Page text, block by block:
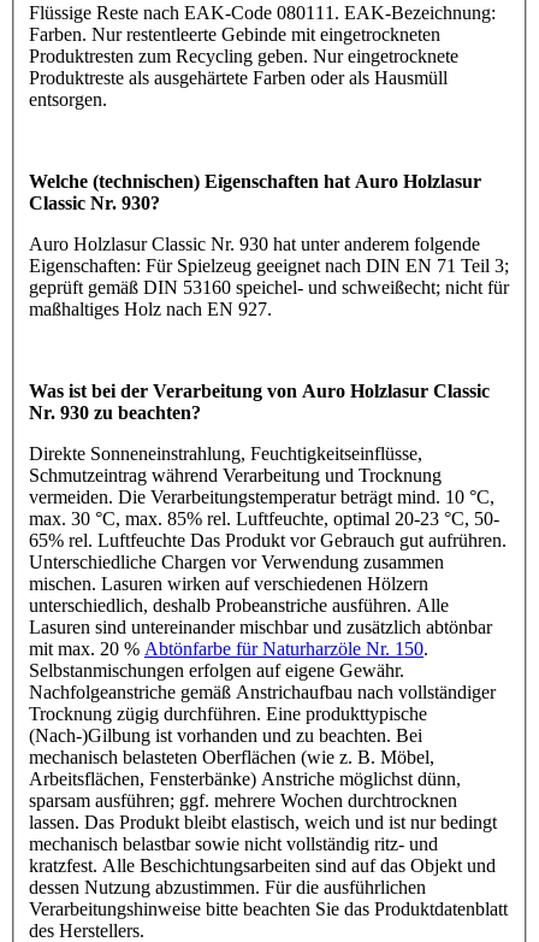
Flüssige Reste nach EAK-Code 080111. EAK-Bezeichnung:
Farben. Nur restentleerte Gebinde mit eingetrockneten
Produktresten zum Recycling geben. Nur eingetrocknete
Produktreste als ausgehärtete Farben oder als Hausmüll
entsorgen.
Welche (technischen) Eigenschaften hat Auro Holzlasur
Classic Nr. 930?
Auro Holzlasur Classic Nr. 930 hat unter anderem folgende
Eigenschaften: Für Spielzeug geeignet nach DIN EN 71 Teil 3;
geprüft gemäß DIN 53160 speichel- und schweißecht; nicht für
maßhaltiges Holz nach EN 927.
Was ist bei der Verarbeitung von Auro Holzlasur Classic
Nr. 930 zu beachten?
Direkte Sonneneinstrahlung, Feuchtigkeitseinflüsse,
Schmutzeintrag während Verarbeitung und Trocknung
vermeiden. Die Verarbeitungstemperatur beträgt mind. 10 °C,
max. 30 °C, max. 85% rel. Luftfeuchte, optimal 20-23 °C, 50-
65% rel. Luftfeuchte Das Produkt vor Gebrauch gut aufrühren.
Unterschiedliche Chargen vor Verwendung zusammen
mischen. Lasuren wirken auf verschiedenen Hölzern
unterschiedlich, deshalb Probeanstriche ausführen. Alle
Lasuren sind untereinander mischbar und zusätzlich abtönbar
mit max. 20 % Abtönfarbe für Naturharzöle Nr. 150.
Selbstanmischungen erfolgen auf eigene Gewähr.
Nachfolgeanstriche gemäß Anstrichaufbau nach vollständiger
Trocknung zügig durchführen. Eine produkttypische
(Nach-)Gilbung ist vorhanden und zu beachten. Bei
mechanisch belasteten Oberflächen (wie z. B. Möbel,
Arbeitsflächen, Fensterbänke) Anstriche möglichst dünn,
sparsam ausführen; ggf. mehrere Wochen durchtrocknen
lassen. Das Produkt bleibt elastisch, weich und ist nur bedingt
mechanisch belastbar sowie nicht vollständig ritz- und
kratzfest. Alle Beschichtungsarbeiten sind auf das Objekt und
dessen Nutzung abzustimmen. Für die ausführlichen
Verarbeitungshinweise bitte beachten Sie das Produktdatenblatt
des Herstellers.